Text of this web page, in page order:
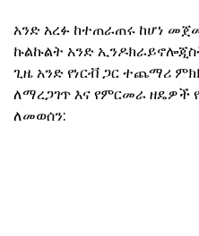
አንድ አረፉ ከተጠራጠሩ ከሆነ
ኩልኩልት አንድ
ጊዜ አንድ የነርቭ ጋር ተጨማሪ
ለማረጋገጥ እና የምርመራ
ለመወሰን: